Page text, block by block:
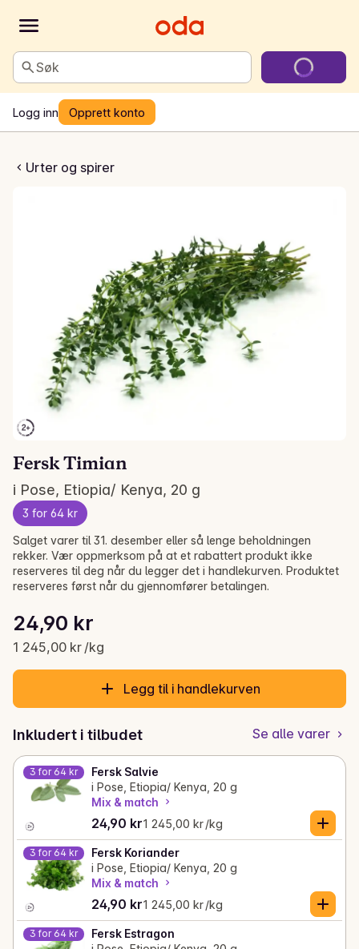
Søk
Logg inn Opprett konto
Urter og spirer
Timian
Fersk Timian
i Pose, Etiopia/ Kenya, 20 g
3 for 64 kr
Gjeldende pris er: 24,90 kr
24,90 kr
1 245,00 kr /kg
Stykkpris: 1 245,00 kr /kg
Salget varer til 31. desember eller så lenge beholdningen
rekker. Vær oppmerksom på at et rabattert produkt ikke
reserveres til deg når du legger det i handlekurven. Produktet
reserveres først når du gjennomfører betalingen.
Legg til i handlekurven
Inkludert i tilbudet Se alle varer
3 for 64 kr
Fersk Salvie
i Pose, Etiopia/ Kenya, 20 g
Mix & match
24,90 kr
Gjeldende pris er: 24,90 kr
1 245,00 kr /kg
Stykkpris: 1 245,00 kr /kg
3 for 64 kr
Fersk Koriander
i Pose, Etiopia/ Kenya, 20 g
Mix & match
24,90 kr
Gjeldende pris er: 24,90 kr
1 245,00 kr /kg
Stykkpris: 1 245,00 kr /kg
3 for 64 kr
Fersk Estragon